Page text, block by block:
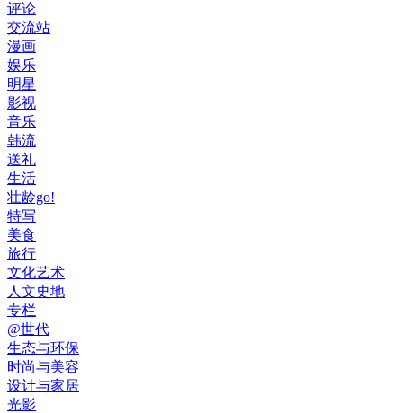
评论
交流站
漫画
娱乐
明星
影视
音乐
韩流
送礼
生活
壮龄go!
特写
美食
旅行
文化艺术
人文史地
专栏
@世代
生态与环保
时尚与美容
设计与家居
光影